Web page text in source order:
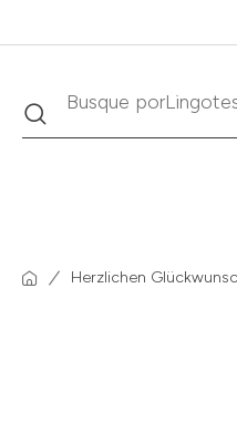
BuscarBusque por
Herzlichen